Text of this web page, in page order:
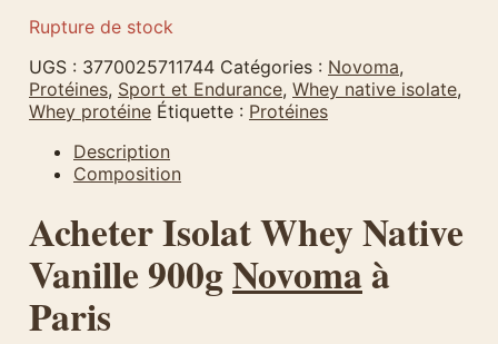
Rupture de stock
UGS : 3770025711744 Catégories : Novoma,
Protéines, Sport et Endurance, Whey native isolate,
Whey protéine Étiquette : Protéines
Description
Composition
Acheter Isolat Whey Native
Vanille 900gNovomaà
Paris